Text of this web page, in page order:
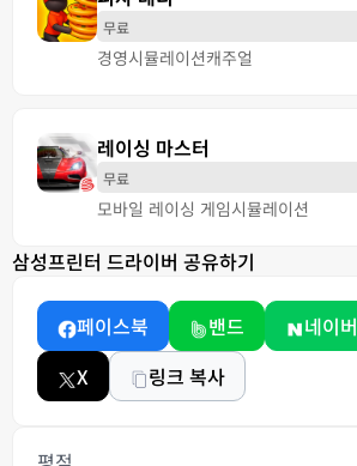
무료
경영시뮬레이션캐주얼
레이싱 마스터
무료
모바일 레이싱 게임시뮬레이션
삼성프린터 드라이버 공유하기
페이스북 밴드 네이버
X
링크 복사